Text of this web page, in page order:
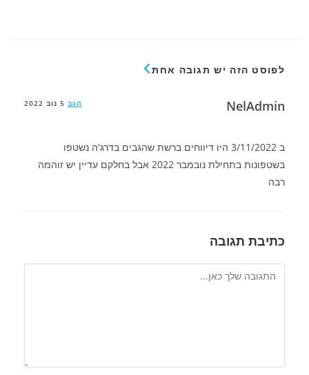
לפוסט הזה יש תגובה אחת
NelAdmin הגב 5 נוב 2022
ב 3/11/2022 היו דיווחים ברשת שהגבים בדרג'ה נשטפו
בשטפונות בתחילת נובמבר 2022 אבל בחלקם עדיין יש זוהמה
רבה
כתיבת תגובה